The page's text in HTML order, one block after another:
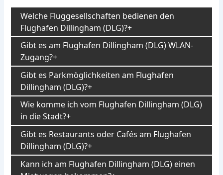
Welche Fluggesellschaften bedienen den
Flughafen Dillingham (DLG)?
Gibt es am Flughafen Dillingham (DLG) WLAN-
Zugang?
Gibt es Parkmöglichkeiten am Flughafen
Dillingham (DLG)?
Wie komme ich vom Flughafen Dillingham (DLG)
in die Stadt?
Gibt es Restaurants oder Cafés am Flughafen
Dillingham (DLG)?
Kann ich am Flughafen Dillingham (DLG) einen